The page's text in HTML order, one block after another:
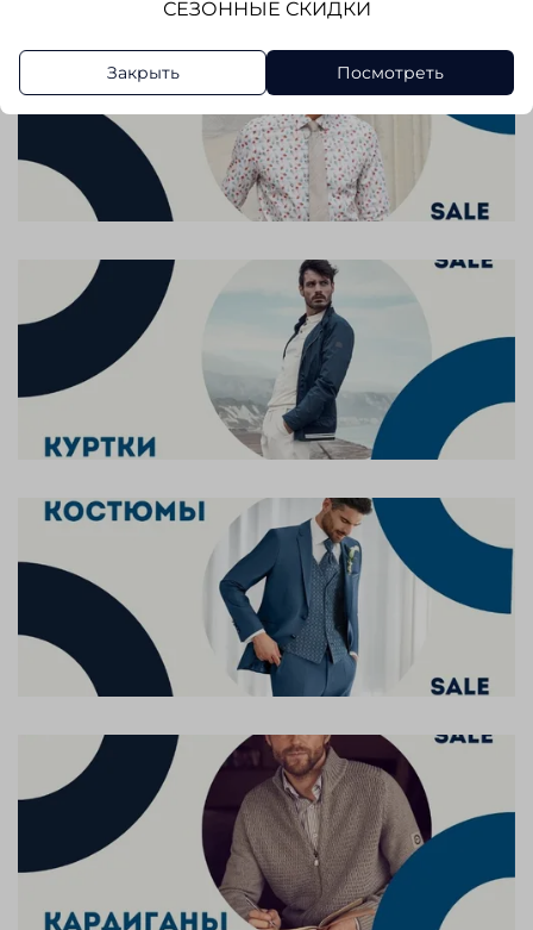
СЕЗОННЫЕ СКИДКИ
Закрыть Посмотреть